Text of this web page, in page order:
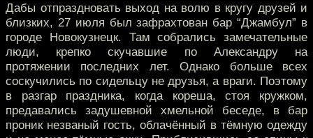
Дабы отпраздновать выход на волю в кругу друзей и
близких, 27 июля был зафрахтован бар “Джамбул” в
городе Новокузнецк. Там собрались замечательные
люди, крепко скучавшие по Александру на
протяжении последних лет. Однако больше всех
соскучились по сидельцу не друзья, а враги. Поэтому
в разгар праздника, когда кореша, стоя кружком,
предавались задушевной хмельной беседе, в бар
проник незваный гость, облачённый в тёмную одежду